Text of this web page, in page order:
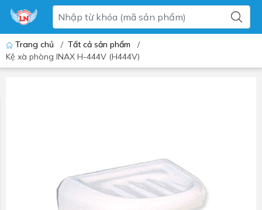
Trang chủ / Tất cả sản phẩm
/
Kệ xà phòng INAX H-444V (H444V)